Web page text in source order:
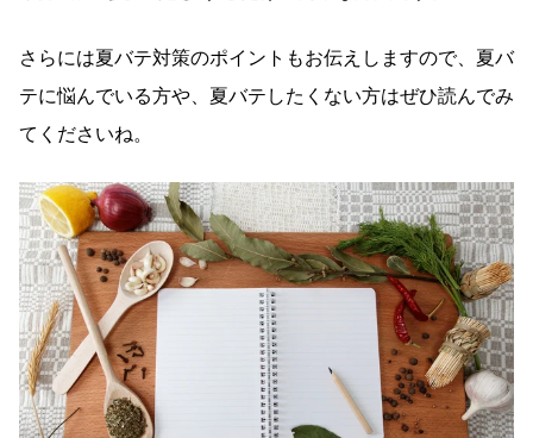
さらには夏バテ対策のポイントもお伝えしますので、夏バ
テに悩んでいる方や、夏バテしたくない方はぜひ読んでみ
てくださいね。